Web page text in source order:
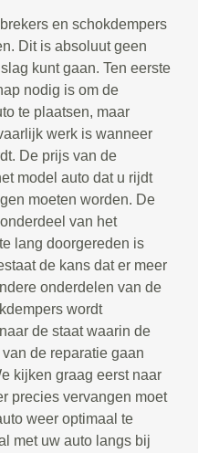
en schokdempers
Dit is absoluut geen
kunt gaan. Ten eerste
nodig is om de
te plaatsen, maar
werk is wanneer
De prijs van de
model auto dat u rijdt
moeten worden. De
van het
lang doorgereden is
de kans dat er meer
onderdelen van de
wordt
de staat waarin de
de reparatie gaan
kijken graag eerst naar
precies vervangen moet
weer optimaal te
met uw auto langs bij